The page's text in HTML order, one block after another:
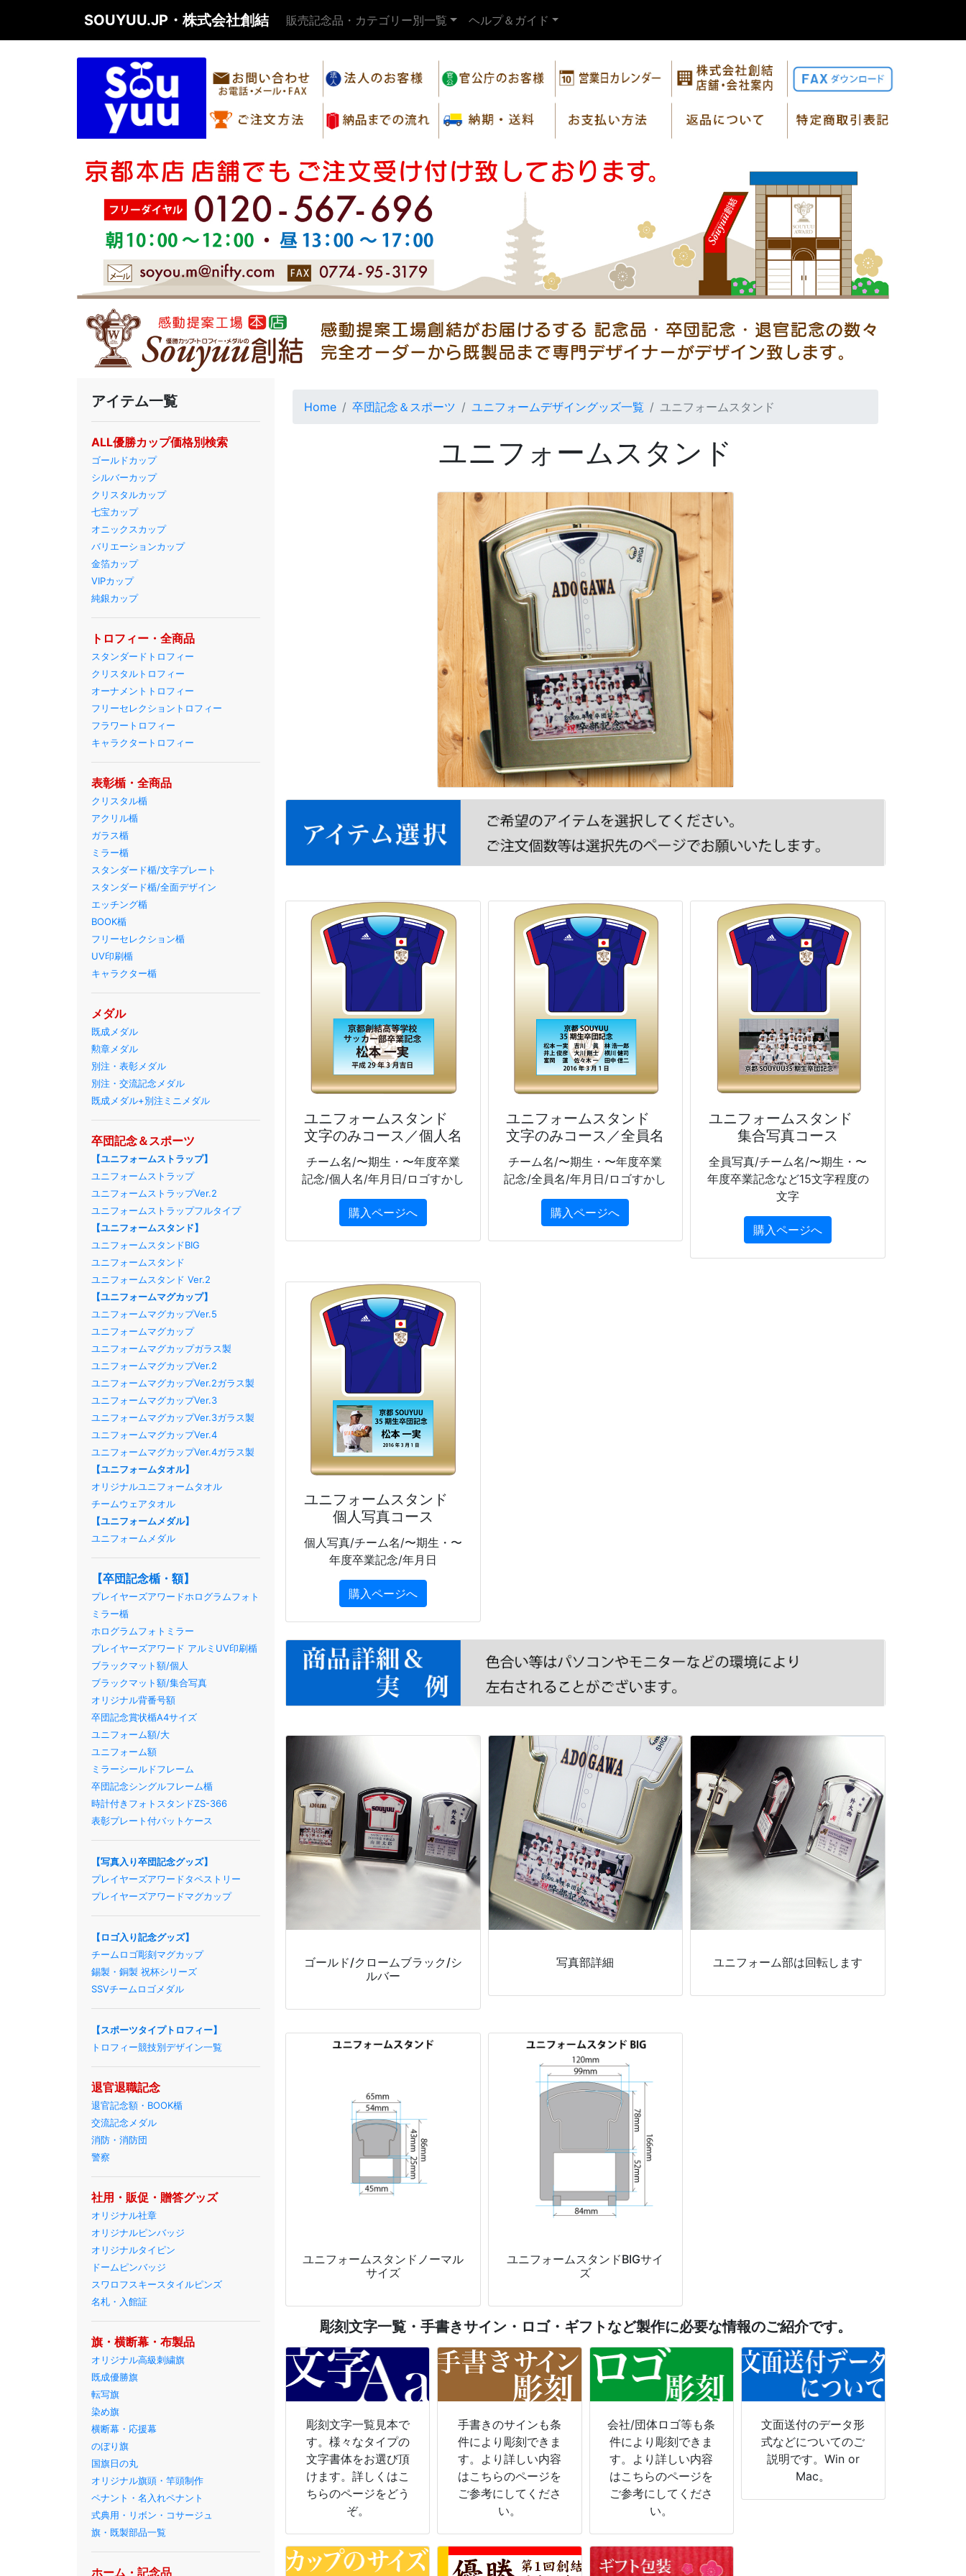
SOUYUU.JP・株式会社創結 販売記念品・カテゴリー別一覧 ヘルプ＆ガイド
アイテム一覧
ALL優勝カップ価格別検索
ゴールドカップ
シルバーカップ
クリスタルカップ
七宝カップ
オニックスカップ
バリエーションカップ
金箔カップ
VIPカップ
純銀カップ
トロフィー・全商品
スタンダードトロフィー
クリスタルトロフィー
オーナメントトロフィー
フリーセレクショントロフィー
フラワートロフィー
キャラクタートロフィー
表彰楯・全商品
クリスタル楯
アクリル楯
ガラス楯
ミラー楯
スタンダード楯/文字プレート
スタンダード楯/全面デザイン
エッチング楯
BOOK楯
フリーセレクション楯
UV印刷楯
キャラクター楯
メダル
既成メダル
勲章メダル
別注・表彰メダル
別注・交流記念メダル
既成メダル+別注ミニメダル
卒団記念＆スポーツ
【ユニフォームストラップ】
ユニフォームストラップ
ユニフォームストラップVer.2
ユニフォームストラップフルタイプ
【ユニフォームスタンド】
ユニフォームスタンドBIG
ユニフォームスタンド
ユニフォームスタンド Ver.2
【ユニフォームマグカップ】
ユニフォームマグカップVer.5
ユニフォームマグカップ
ユニフォームマグカップガラス製
ユニフォームマグカップVer.2
ユニフォームマグカップVer.2ガラス製
ユニフォームマグカップVer.3
ユニフォームマグカップVer.3ガラス製
ユニフォームマグカップVer.4
ユニフォームマグカップVer.4ガラス製
【ユニフォームタオル】
オリジナルユニフォームタオル
チームウェアタオル
【ユニフォームメダル】
ユニフォームメダル
【卒団記念楯・額】
プレイヤーズアワードホログラムフォト
ミラー楯
ホログラムフォトミラー
プレイヤーズアワード アルミUV印刷楯
ブラックマット額/個人
ブラックマット額/集合写真
オリジナル背番号額
卒団記念賞状楯A4サイズ
ユニフォーム額/大
ユニフォーム額
ミラーシールドフレーム
卒団記念シングルフレーム楯
時計付きフォトスタンドZS-366
表彰プレート付バットケース
【写真入り卒団記念グッズ】
プレイヤーズアワードタペストリー
プレイヤーズアワードマグカップ
【ロゴ入り記念グッズ】
チームロゴ彫刻マグカップ
錫製・銅製 祝杯シリーズ
SSVチームロゴメダル
【スポーツタイプトロフィー】
トロフィー競技別デザイン一覧
退官退職記念
退官記念額・BOOK楯
交流記念メダル
消防・消防団
警察
社用・販促・贈答グッズ
オリジナル社章
オリジナルピンバッジ
オリジナルタイピン
ドームピンバッジ
スワロフスキースタイルピンズ
名札・入館証
旗・横断幕・布製品
オリジナル高級刺繍旗
既成優勝旗
転写旗
染め旗
横断幕・応援幕
のぼり旗
国旗日の丸
オリジナル旗頭・竿頭制作
ペナント・名入れペナント
式典用・リボン・コサージュ
旗・既製部品一覧
ホーム・記念品
Home 卒団記念＆スポーツ ユニフォームデザイングッズ一覧 ユニフォームスタンド
ユニフォームスタンド
ユニフォームスタンド
文字のみコース／個人名
チーム名/〜期生・〜年度卒業
記念/個人名/年月日/ロゴすかし
購入ページへ
ユニフォームスタンド
文字のみコース／全員名
チーム名/〜期生・〜年度卒業
記念/全員名/年月日/ロゴすかし
購入ページへ
ユニフォームスタンド
集合写真コース
全員写真/チーム名/〜期生・〜
年度卒業記念など15文字程度の
文字
購入ページへ
ユニフォームスタンド
個人写真コース
個人写真/チーム名/〜期生・〜
年度卒業記念/年月日
購入ページへ
ゴールド/クロームブラック/シ
ルバー
写真部詳細 ユニフォーム部は回転します
ユニフォームスタンドノーマル
サイズ
ユニフォームスタンドBIGサイ
ズ
彫刻文字一覧・手書きサイン・ロゴ・ギフトなど製作に必要な情報のご紹介です。
彫刻文字一覧見本で
す。様々なタイプの
文字書体をお選び頂
けます。詳しくはこ
ちらのページをどう
ぞ。
手書きのサインも条
件により彫刻できま
す。より詳しい内容
はこちらのページを
ご参考にしてくださ
い。
会社/団体ロゴ等も条
件により彫刻できま
す。より詳しい内容
はこちらのページを
ご参考にしてくださ
い。
文面送付のデータ形
式などについてのご
説明です。Win or
Mac。